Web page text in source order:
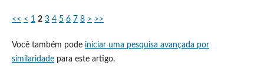
<< < 1 2 3 4 5 6 7 8 > >>
Você também pode iniciar uma pesquisa avançada por
similaridadepara este artigo.